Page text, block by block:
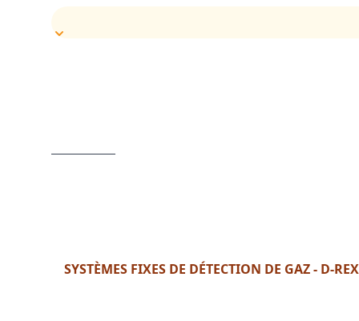
SYSTÈMES FIXES DE DÉTECTION DE GAZ - D-